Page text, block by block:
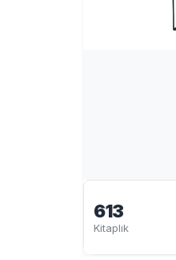
613
Kitaplık